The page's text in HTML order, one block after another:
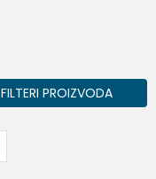
FILTERI PROIZVODA